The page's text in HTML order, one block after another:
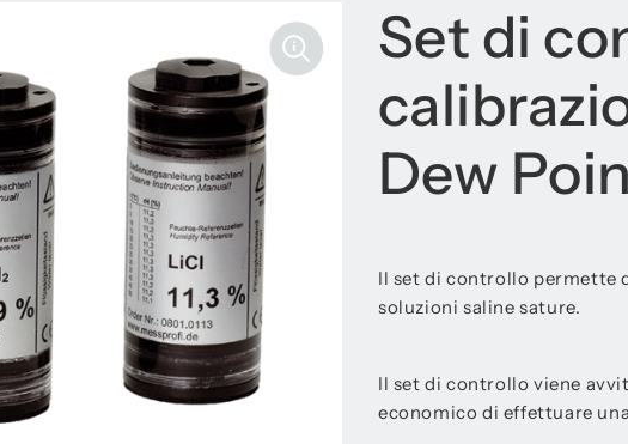
Set di
Dew
Il set di controllo permette
soluzioni saline sature.
Il set di controllo viene
economico di effettuare